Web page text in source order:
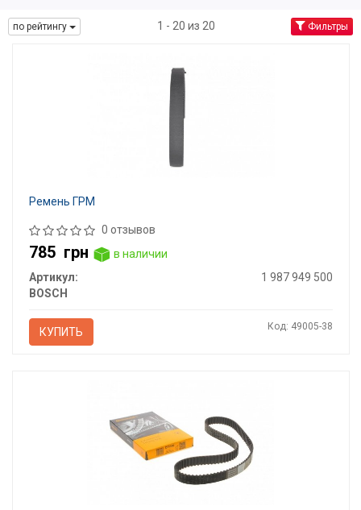
по рейтингу 1 - 20 из 20 Фильтры
Ремень ГРМ
0 отзывов
785 грн
в наличии
Артикул:
1 987 949 500
BOSCH
КУПИТЬ Код: 49005-38